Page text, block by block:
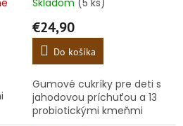
€24,90
Do košíka
Gumové cukríky pre deti s
jahodovou príchuťou a 13
probiotickými kmeňmi